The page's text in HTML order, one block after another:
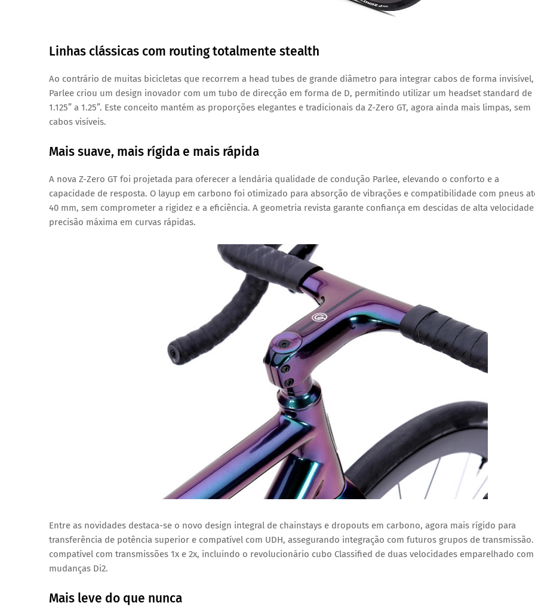
Linhas clássicas com routing totalmente stealth
Ao contrário de muitas bicicletas que recorrem a head tubes de grande diâmetro para integrar cabos de forma
Parlee criou um design inovador com um tubo de direcção em forma de D, permitindo utilizar um headset standard de
1.125” a 1.25”. Este conceito mantém as proporções elegantes e tradicionais da Z-Zero GT, agora ainda mais limpas, sem
cabos visíveis.
Mais suave, mais rígida e mais rápida
A nova Z-Zero GT foi projetada para oferecer a lendária qualidade de condução Parlee, elevando o conforto e a
capacidade de resposta. O layup em carbono foi otimizado para absorção de vibrações e compatibilidade com pneus
40 mm, sem comprometer a rigidez e a eficiência. A geometria revista garante confiança em descidas de alta
precisão máxima em curvas rápidas.
Entre as novidades destaca-se o novo design integral de chainstays e dropouts em carbono, agora mais rígido para
transferência de potência superior e compatível com UDH, assegurando integração com futuros grupos de transmissão.
compatível com transmissões 1x e 2x, incluindo o revolucionário cubo Classified de duas velocidades emparelhado com
mudanças Di2.
Mais leve do que nunca